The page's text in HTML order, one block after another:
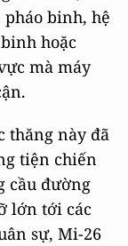
pháo binh, hệ
hoặc
mà máy
thăng này đã
tiện chiến
cầu đường
lớn tới các
sự, Mi-26